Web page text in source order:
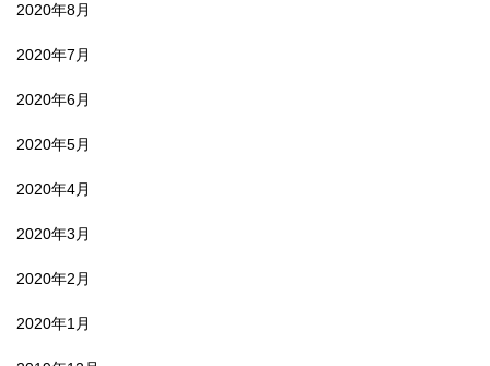
2020年8月
2020年7月
2020年6月
2020年5月
2020年4月
2020年3月
2020年2月
2020年1月